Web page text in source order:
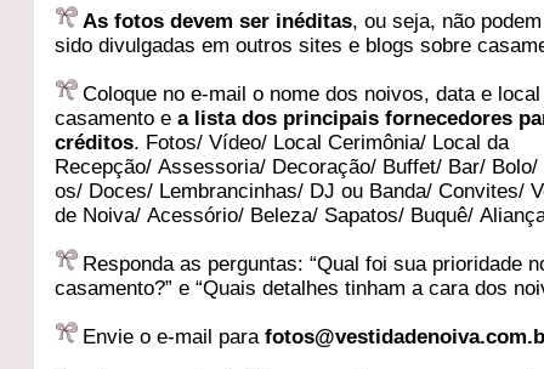
As fotos devem ser inéditas, ou seja, não
sido divulgadas em outros sites e blogs sobre
Coloque no e-mail o nome dos noivos, data e
casamento ea lista dos principais fornecedores
créditos. Fotos/Vídeo/ Local Cerimônia/ Local da
Recepção/Assessoria/ Decoração/ Buffet/ Bar/ Bolo/
os/ Doces/ Lembrancinhas/ DJ ou Banda/Convites/
de Noiva/Acessório/ Beleza/ Sapatos/ Buquê/
Responda as perguntas: “Qual foi sua prioridade
casamento?” e “Quais detalhes tinham a cara dos
Envie o e-mail para